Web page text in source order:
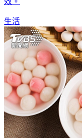
生活